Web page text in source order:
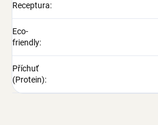
Receptura:
Eco-
friendly:
Příchuť
(Protein):